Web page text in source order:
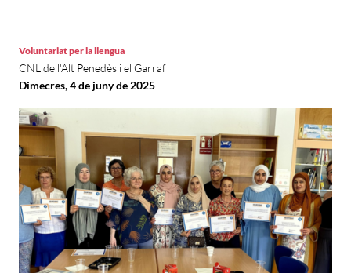
Voluntariat per la llengua
CNL de l'Alt Penedès i el Garraf
Dimecres, 4 de juny de 2025